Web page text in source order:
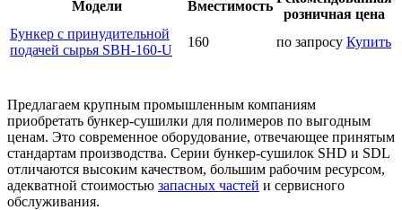
Модели Вместимость
розничная цена
Бункер с принудительной
подачей сырья SBH-160-U
160 по запросу Купить
Предлагаем крупным промышленным компаниям
приобретать бункер-сушилки для полимеров по выгодным
ценам. Это современное оборудование, отвечающее принятым
стандартам производства. Серии бункер-сушилок SHD и SDL
отличаются высоким качеством, большим рабочим ресурсом,
адекватной стоимостью запасных частей и сервисного
обслуживания.